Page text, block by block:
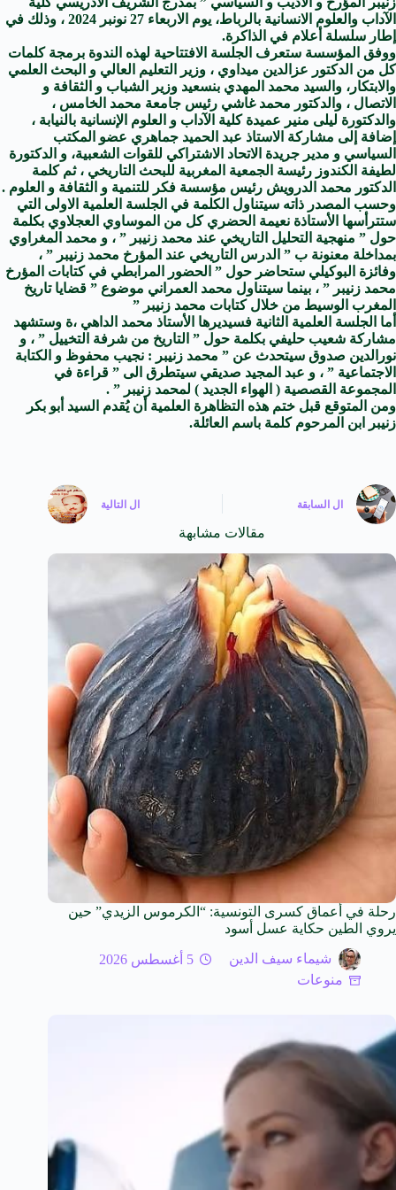
الآداب والعلوم الانسانية بالرباط، يوم الاربعاء 27 نونبر 2024 ، وذلك في
إطار سلسلة أعلام في الذاكرة.
ووفق المؤسسة ستعرف الجلسة الافتتاحية لهذه الندوة برمجة كلمات
كل من الدكتور عزالدين ميداوي ، وزير التعليم العالي و البحث العلمي
والابتكار، والسيد محمد المهدي بنسعيد وزير الشباب و الثقافة و
الاتصال ، والدكتور محمد غاشي رئيس جامعة محمد الخامس ،
والدكتورة ليلى منير عميدة كلية الآداب و العلوم الإنسانية بالنيابة ،
إضافة إلى مشاركة الاستاذ عبد الحميد جماهري عضو المكتب
السياسي و مدير جريدة الاتحاد الاشتراكي للقوات الشعبية، و الدكتورة
لطيفة الكندوز رئيسة الجمعية المغربية للبحث التاريخي ، ثم كلمة
الدكتور محمد الدرويش رئيس مؤسسة فكر للتنمية و الثقافة و العلوم .
وحسب المصدر ذاته سيتناول الكلمة في الجلسة العلمية الاولى التي
ستترأسها الأستاذة نعيمة الحضري كل من الموساوي العجلاوي بكلمة
حول ” منهجية التحليل التاريخي عند محمد زنيبر ” ، و محمد المغراوي
بمداخلة معنونة ب ” الدرس التاريخي عند المؤرخ محمد زنيبر ” ،
وفائزة البوكيلي ستحاضر حول ” الحضور المرابطي في كتابات المؤرخ
محمد زنيبر ” ، بينما سيتناول محمد العمراني موضوع ” قضايا تاريخ
المغرب الوسيط من خلال كتابات محمد زنيبر ”
أما الجلسة العلمية الثانية فسيديرها الأستاذ محمد الداهي ،ة وستشهد
مشاركة شعيب حليفي بكلمة حول ” التاريخ من شرفة التخييل ” ، و
نورالدين صدوق سيتحدث عن ” محمد زنيبر : نجيب محفوظ و الكتابة
الاجتماعية ” ، و عبد المجيد صديقي سيتطرق الى ” قراءة في
المجموعة القصصية ( الهواء الجديد ) لمحمد زنيبر ” .
ومن المتوقع قبل ختم هذه التظاهرة العلمية أن يُقدم السيد أبو بكر
زنيبر ابن المرحوم كلمة باسم العائلة.
ال السابقة ال التالية
مقالات مشابهة
رحلة في أعماق كسرى التونسية: “الكرموس الزيدي” حين
يروي الطين حكاية عسل أسود
شيماء سيف الدين
5 أغسطس 2026
منوعات